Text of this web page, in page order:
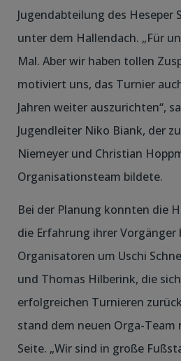
Jugendabteilung des Heseper
unter dem Hallendach. „Für
Mal. Aber wir haben tollen
motiviert uns, das Turnier
Jahren weiter auszurichten“,
Jugendleiter Niko Biank, der
Niemeyer und Christian
Organisationsteam bildete.
Bei der Planung konnten die
die Erfahrung ihrer Vorgänger
Organisatoren um Uschi
und Thomas Hilberink, die
erfolgreichen Turnieren
stand dem neuen Orga-
Seite. „Wir sind in große